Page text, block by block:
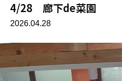
4/28 廊下de菜園
2026.04.28